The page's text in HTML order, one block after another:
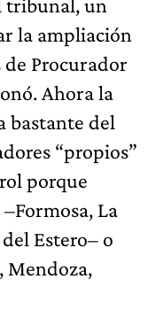
la ampliación
de Procurador
Ahora la
bastante del
“propios”
porque
La
Estero– o
Mendoza,